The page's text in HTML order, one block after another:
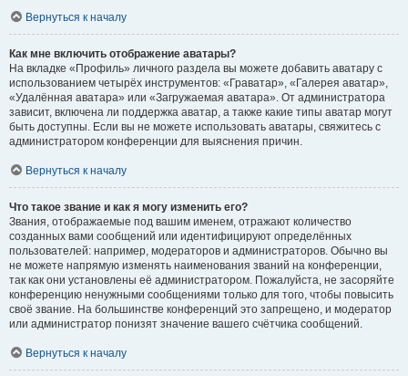
Вернуться к началу
Как мне включить отображение аватары?
На вкладке «Профиль» личного раздела вы можете добавить аватару с
использованием четырёх инструментов: «Граватар», «Галерея аватар»,
«Удалённая аватара» или «Загружаемая аватара». От администратора
зависит, включена ли поддержка аватар, а также какие типы аватар могут
быть доступны. Если вы не можете использовать аватары, свяжитесь с
администратором конференции для выяснения причин.
Вернуться к началу
Что такое звание и как я могу изменить его?
Звания, отображаемые под вашим именем, отражают количество
созданных вами сообщений или идентифицируют определённых
пользователей: например, модераторов и администраторов. Обычно вы
не можете напрямую изменять наименования званий на конференции,
так как они установлены её администратором. Пожалуйста, не засоряйте
конференцию ненужными сообщениями только для того, чтобы повысить
своё звание. На большинстве конференций это запрещено, и модератор
или администратор понизят значение вашего счётчика сообщений.
Вернуться к началу